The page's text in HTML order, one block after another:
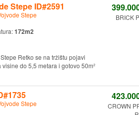
Stepe ID#2591
Stepe
172m2
Retko se na tržištu pojavi
do 5,5 metara i gotovo 50m²
BRICK
Stepe
CROWN